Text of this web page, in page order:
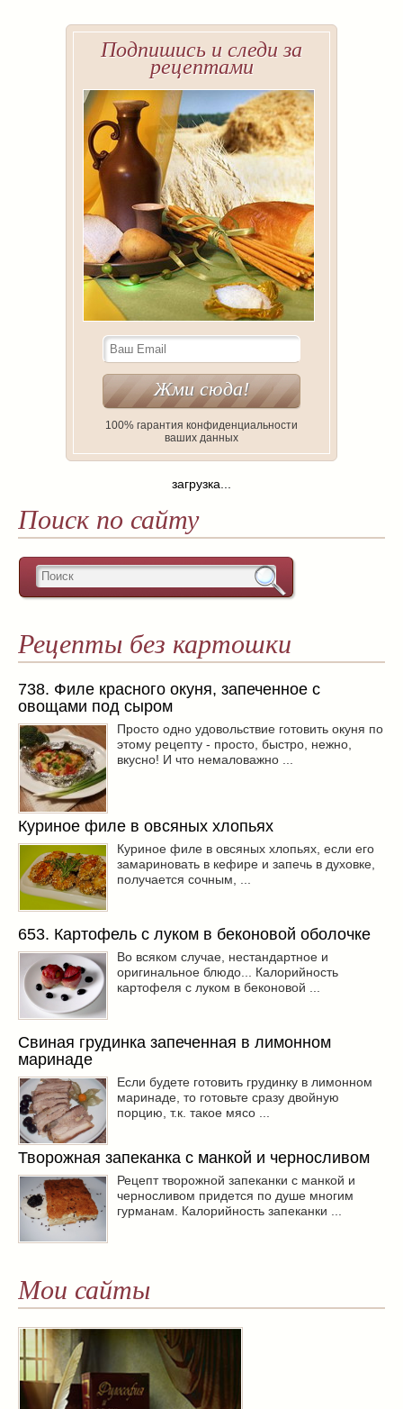
Подпишись и следи за
рецептами
100% гарантия конфиденциальности
ваших данных
загрузка...
Поиск по сайту
Рецепты без картошки
738. Филе красного окуня, запеченное с
овощами под сыром
Просто одно удовольствие готовить окуня по
этому рецепту - просто, быстро, нежно,
вкусно! И что немаловажно ...
Куриное филе в овсяных хлопьях
Куриное филе в овсяных хлопьях, если его
замариновать в кефире и запечь в духовке,
получается сочным, ...
653. Картофель с луком в беконовой оболочке
Во всяком случае, нестандартное и
оригинальное блюдо... Калорийность
картофеля с луком в беконовой ...
Свиная грудинка запеченная в лимонном
маринаде
Если будете готовить грудинку в лимонном
маринаде, то готовьте сразу двойную
порцию, т.к. такое мясо ...
Творожная запеканка с манкой и черносливом
Рецепт творожной запеканки с манкой и
черносливом придется по душе многим
гурманам. Калорийность запеканки ...
Мои сайты